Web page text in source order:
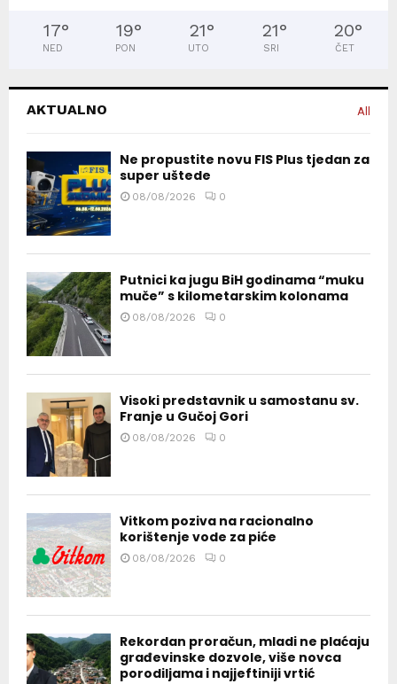
17°
NED
19°
PON
21°
UTO
21°
SRI
20°
ČET
AKTUALNO All
Ne propustite novu FIS Plus tjedan za
super uštede
08/08/2026 0
Putnici ka jugu BiH godinama “muku
muče” s kilometarskim kolonama
08/08/2026 0
Visoki predstavnik u samostanu sv.
Franje u Gučoj Gori
08/08/2026 0
Vitkom poziva na racionalno
korištenje vode za piće
08/08/2026 0
Rekordan proračun, mladi ne plaćaju
građevinske dozvole, više novca
porodiljama i najjeftiniji vrtić